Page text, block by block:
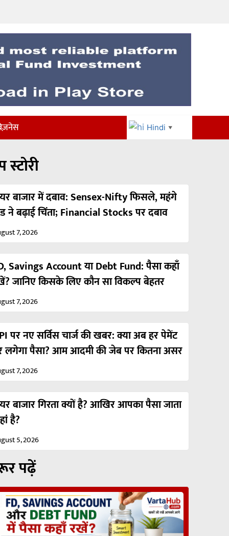
Hindi ▼
स्टोरी
बाजार में दबाव: Sensex-Nifty फिसले, महंगे
ने बढ़ाई चिंता; Financial Stocks पर दबाव
7, 2026
Savings Account या Debt Fund: पैसा कहाँ
जानिए किसके लिए कौन सा विकल्प बेहतर
7, 2026
पर नए सर्विस चार्ज की खबर: क्या अब हर पेमेंट
लगेगा पैसा? आम आदमी की जेब पर कितना असर
7, 2026
बाजार गिरता क्यों है? आखिर आपका पैसा जाता
है?
5, 2026
पढ़ें